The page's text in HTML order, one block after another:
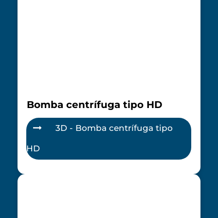
Bomba centrífuga tipo HD
3D - Bomba centrífuga tipo
HD